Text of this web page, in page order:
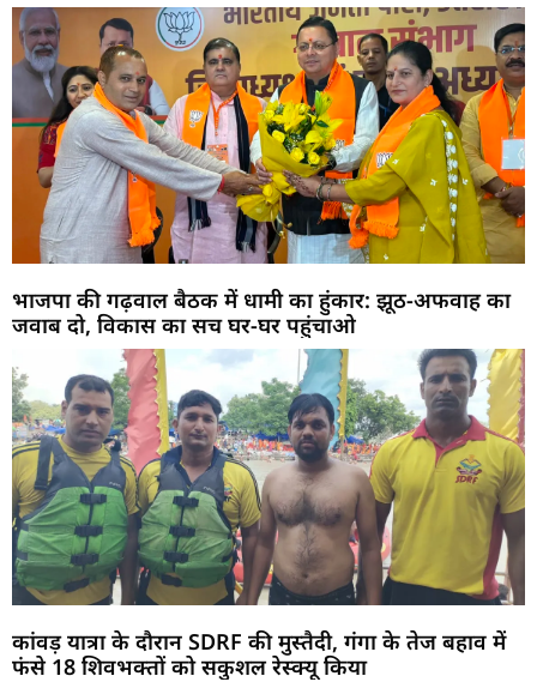
भाजपा की गढ़वाल बैठक में धामी का हुंकार: झूठ-अफवाह का
जवाब दो, विकास का सच घर-घर पहुंचाओ
कांवड़ यात्रा के दौरान SDRF की मुस्तैदी, गंगा के तेज बहाव में
फंसे 18 शिवभक्तों को सकुशल रेस्क्यू किया